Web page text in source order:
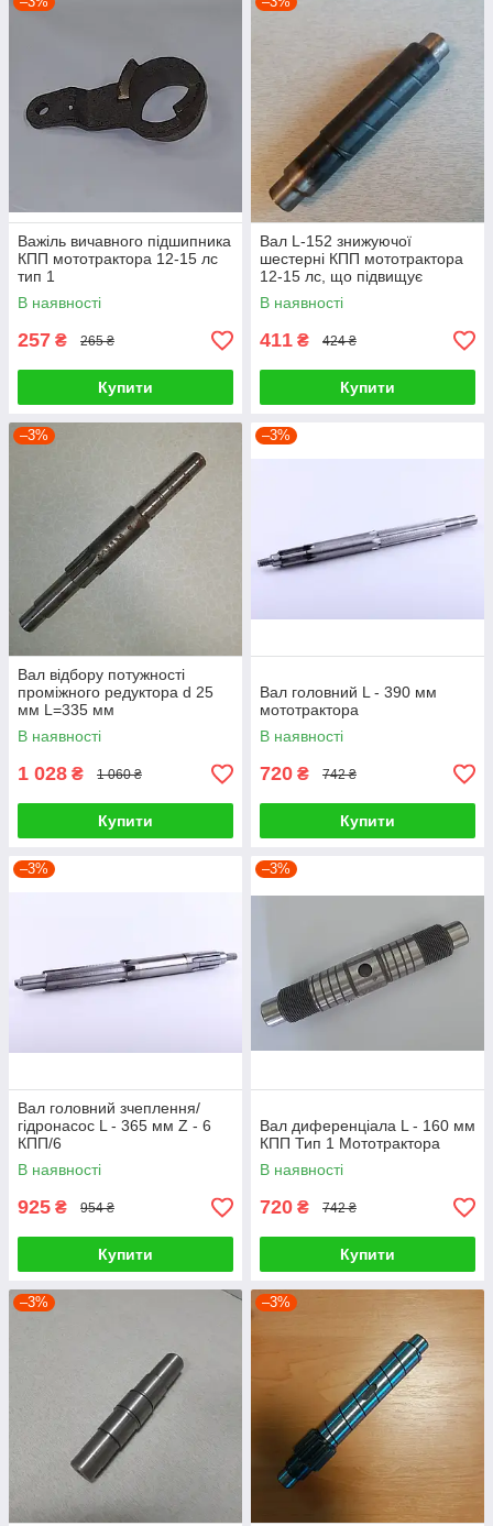
Важіль вичавного підшипника
КПП мототрактора 12-15 лс
тип 1
В наявності
257 ₴ 265 ₴
Купити
Вал L-152 знижуючої
шестерні КПП мототрактора
12-15 лс, що підвищує
В наявності
411 ₴ 424 ₴
Купити
–3%
Вал відбору потужності
проміжного редуктора d 25
мм L=335 мм
В наявності
1 028 ₴ 1 060 ₴
Купити
–3%
Вал головний L - 390 мм
мототрактора
В наявності
720 ₴ 742 ₴
Купити
–3%
Вал головний зчеплення/
гідронасос L - 365 мм Z - 6
КПП/6
В наявності
925 ₴ 954 ₴
Купити
–3%
Вал диференціала L - 160 мм
КПП Тип 1 Мототрактора
В наявності
720 ₴ 742 ₴
Купити
–3% –3%